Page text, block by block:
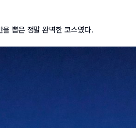
뽑은 정말 완벽한 코스였다.